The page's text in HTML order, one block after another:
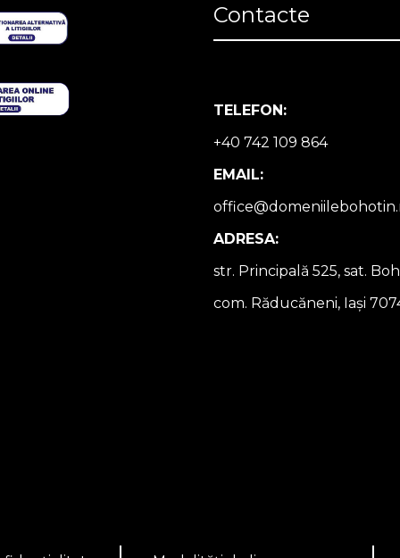
Contacte
TELEFON:
+40 742 109 864
EMAIL:
ADRESA:
str. Principală 525, sat.
com. Răducăneni, Iași